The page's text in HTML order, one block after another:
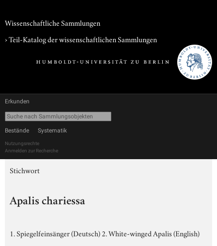
Wissenschaftliche Sammlungen
› Teil-Katalog der wissenschaftlichen Sammlungen
Erkunden
Bestände Systematik
Nutzungsrechte
Anmelden zur Recherche
Stichwort
Apalis chariessa
1. Spiegelfeinsänger (Deutsch) 2. White-winged Apalis (English)